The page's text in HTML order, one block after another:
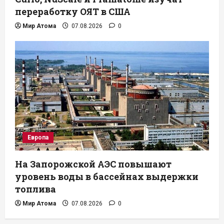
переработку ОЯТ в США
Мир Атома 07.08.2026 0
Европа
На Запорожской АЭС повышают
уровень воды в бассейнах выдержки
топлива
Мир Атома 07.08.2026 0